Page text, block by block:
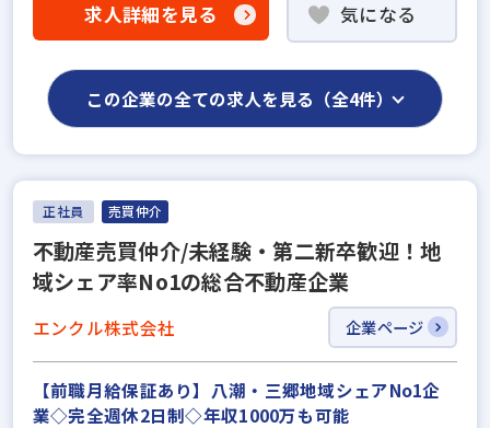
求人詳細を見る 気になる
この企業の全ての求人を見る（全4件）
正社員 売買仲介
不動産売買仲介/未経験・第二新卒歓迎！地
域シェア率No1の総合不動産企業
エンクル株式会社 企業ページ
【前職月給保証あり】八潮・三郷地域シェアNo1企
業◇完全週休2日制◇年収1000万も可能